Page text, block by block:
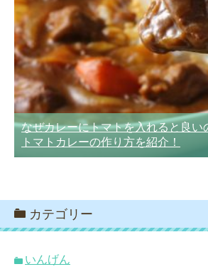
なぜカレーにトマトを入れると良い
トマトカレーの作り方を紹介！
カテゴリー
いんげん